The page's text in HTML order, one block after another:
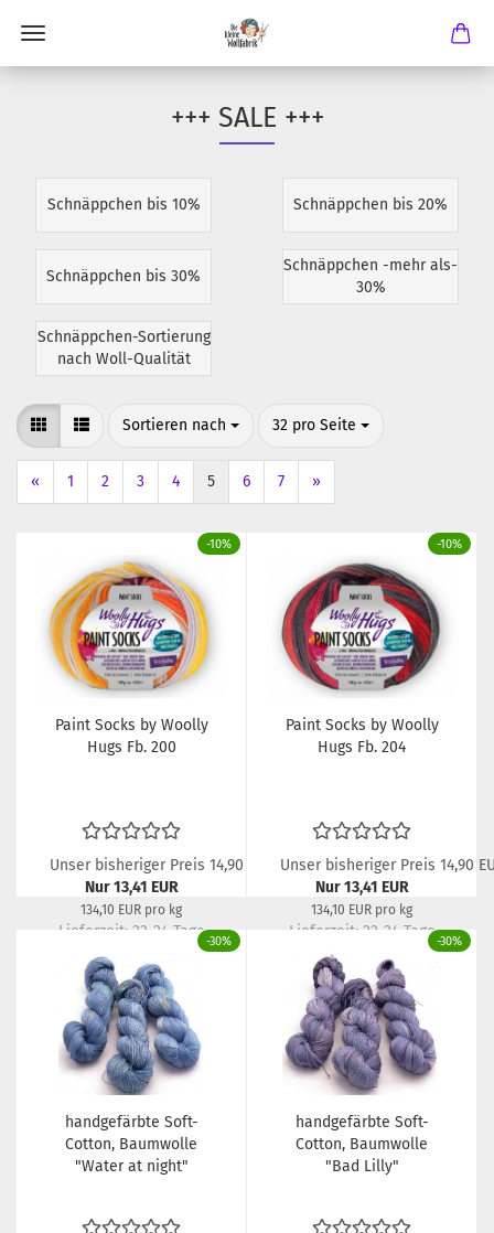
+++ SALE +++
Schnäppchen bis 10% Schnäppchen bis 20%
Schnäppchen bis 30%
Schnäppchen -mehr als-
30%
Schnäppchen-Sortierung
nach Woll-Qualität
Sortieren nach
Sortieren nach 32 pro Seite
pro Seite
« 1 2 3 4 5 6 7 »
-10%
Paint Socks by Woolly
Hugs Fb. 200
Unser bisheriger Preis 14,90 EUR
Nur 13,41 EUR
134,10 EUR pro kg
Lieferzeit: 22-24 Tage
-10%
Paint Socks by Woolly
Hugs Fb. 204
Unser bisheriger Preis 14,90
Nur 13,41 EUR
134,10 EUR pro kg
Lieferzeit: 22-24 Tage
-30%
handgefärbte Soft-
Cotton, Baumwolle
"Water at night"
-30%
handgefärbte Soft-
Cotton, Baumwolle
"Bad Lilly"